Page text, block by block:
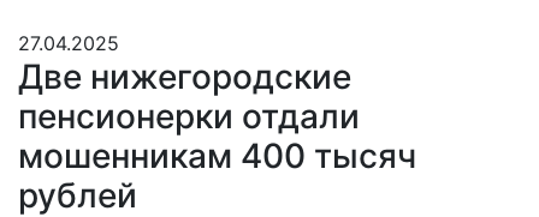
27.04.2025
Две нижегородские
пенсионерки отдали
мошенникам 400 тысяч
рублей